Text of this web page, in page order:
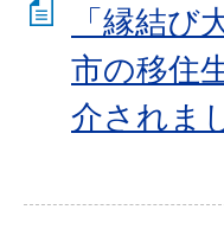
「縁結び
市の移住
介されま